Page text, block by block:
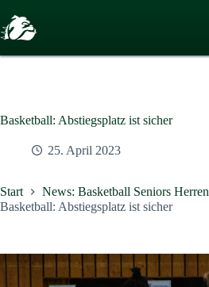
Inhalt
springen
Basketball: Abstiegsplatz ist sicher
25. April 2023
Start
News: Basketball Seniors Herren
Basketball: Abstiegsplatz ist sicher